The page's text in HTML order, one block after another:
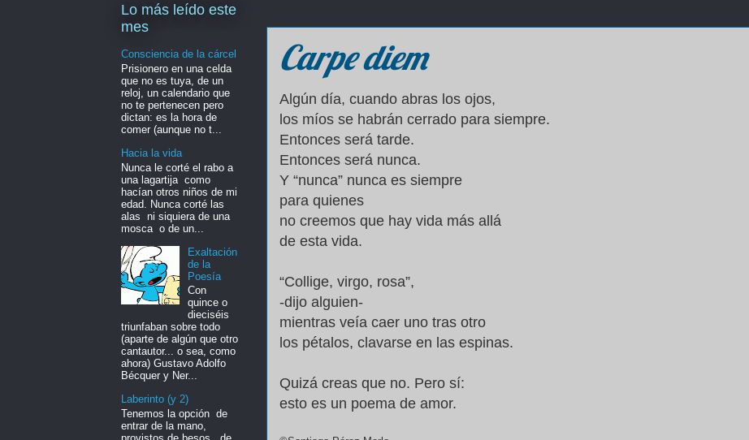
Carpe diem
Algún día, cuando abras los ojos,
los míos se habrán cerrado para siempre.
Entonces será tarde.
Entonces será nunca.
Y “nunca” nunca es siempre
para quienes
no creemos que hay vida más allá
de esta vida.
“Collige, virgo, rosa”,
-dijo alguien-
mientras veía caer uno tras otro
los pétalos, clavarse en las espinas.
Quizá creas que no. Pero sí:
esto es un poema de amor.
Lo más leído este
mes
Consciencia de la cárcel
Prisionero en una celda
que no es tuya, de un
reloj, un calendario que
no te pertenecen pero
dictan: es la hora de
comer (aunque no t...
Hacia la vida
Nunca le corté el rabo a
una lagartija como
hacían otros niños de mi
edad. Nunca corté las
alas ni siquiera de una
mosca o de un...
Exaltación
de la
Poesía
Con
quince o
dieciséis
triunfaban sobre todo
(aparte de algún que otro
cantautor... o sea, como
ahora) Gustavo Adolfo
Bécquer y Ner...
Laberinto (y 2)
Tenemos la opción de
entrar de la mano,